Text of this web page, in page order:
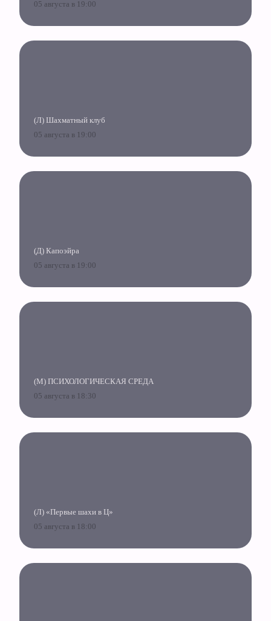
05 августа в 19:00
(Л) Шахматный клуб
05 августа в 19:00
(Д) Капоэйра
05 августа в 19:00
(М) ПСИХОЛОГИЧЕСКАЯ СРЕДА
05 августа в 18:30
(Л) «Первые шахи в Ц»
05 августа в 18:00